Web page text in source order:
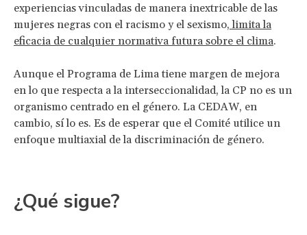
experiencias vinculadas de manera inextricable de las
mujeres negras con el racismo y el sexismo, limita la
eficacia de cualquier normativa futura sobre el clima.
Aunque el Programa de Lima tiene margen de mejora
en lo que respecta a la interseccionalidad, la CP no es un
organismo centrado en el género. La CEDAW, en
cambio, sí lo es. Es de esperar que el Comité utilice un
enfoque multiaxial de la discriminación de género.
¿Qué sigue?